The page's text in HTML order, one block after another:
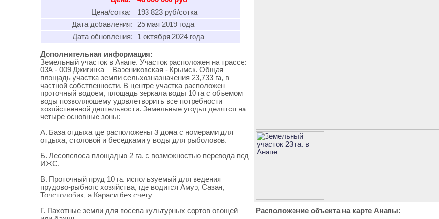
Цена/сотка:
193 823 руб/сотка
Дата добавления:
25 мая 2019 года
Дата обновления:
1 октября 2024 года
Дополнительная информация:
Земельный участок в Анапе. Участок расположен на трассе:
03А - 009 Джигинка – Варениковская - Крымск. Общая
площадь участка земли сельхозназначения 23,733 га, в
частной собственности. В центре участка расположен
проточный водоем, площадь зеркала воды 10 га с объемом
воды позволяющему удовлетворить все потребности
хозяйственной деятельности. Земельные угодья делятся на
четыре основные зоны:
А. База отдыха где расположены 3 дома с номерами для
отдыха, столовой и беседками у воды для рыболовов.
Б. Лесополоса площадью 2 га. с возможностью перевода под
ИЖС.
В. Проточный пруд 10 га. используемый для ведения
прудово-рыбного хозяйства, где водится Амур, Сазан,
Толстолобик, а Караси без счету.
Г. Пахотные земли для посева культурных сортов овощей
Расположение объекта на карте Анапы: